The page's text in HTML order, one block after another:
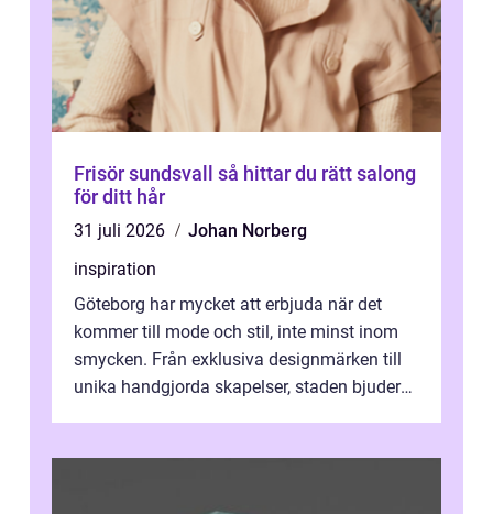
Frisör sundsvall så hittar du rätt salong
för ditt hår
31 juli 2026
Johan Norberg
inspiration
Göteborg har mycket att erbjuda när det
kommer till mode och stil, inte minst inom
smycken. Från exklusiva designmärken till
unika handgjorda skapelser, staden bjuder